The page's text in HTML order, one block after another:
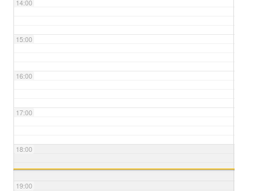
14:00
15:00
16:00
17:00
18:00
19:00